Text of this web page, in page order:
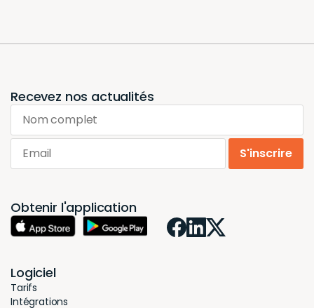
Recevez nos actualités
Nom complet
Email
S'inscrire
Obtenir l'application
Logiciel
Tarifs
Intégrations